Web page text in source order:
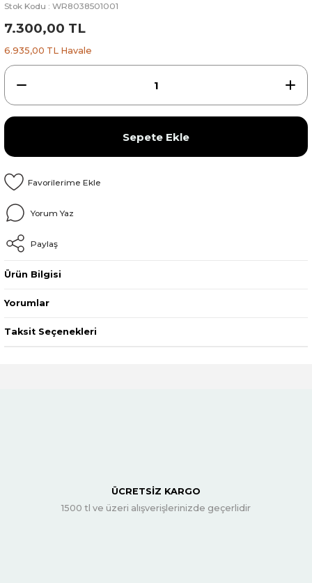
Stok Kodu : WR8038501001
7.300,00 TL
6.935,00 TL Havale
Sepete Ekle
Yorum Yaz
Paylaş
Ürün Bilgisi
Yorumlar
Taksit Seçenekleri
ÜCRETSİZ KARGO
1500 tl ve üzeri alışverişlerinizde geçerlidir